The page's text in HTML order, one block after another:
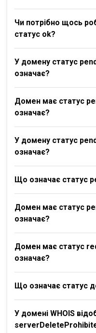
Чи потрібно щось
статус ok?
У домену статус
означає?
Домен має статус
означає?
У домену статус
означає?
Що означає статус
Домен має статус
означає?
Домен має статус
означає?
Що означає статус
У домені WHOIS